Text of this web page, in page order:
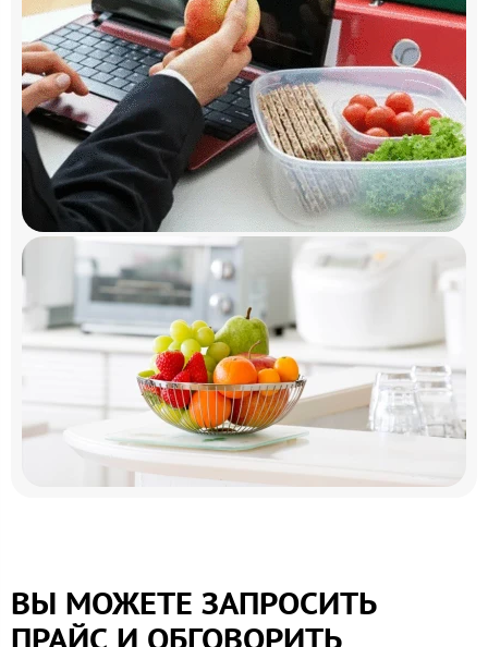
ВЫ МОЖЕТЕ ЗАПРОСИТЬ
ПРАЙС И ОБГОВОРИТЬ